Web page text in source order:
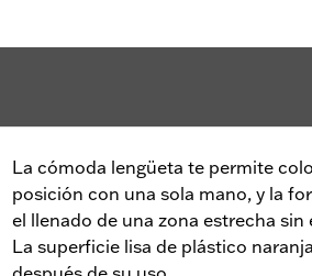
La cómoda lengüeta te permite
posición con una sola mano, y la
el llenado de una zona estrecha
La superficie lisa de plástico